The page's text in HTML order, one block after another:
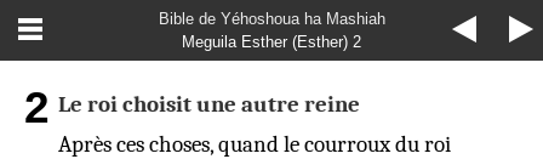
Bible de Yéhoshoua ha Mashiah
Meguila Esther (Esther) 2
2 Le roi choisit une autre reine
Après ces choses, quand le courroux du roi